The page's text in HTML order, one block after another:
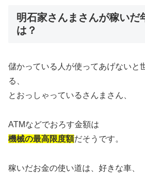
明石家さんまさんが稼いだ
は？
儲かっている人が使ってあげないと
る、
とおっしゃっているさんまさん、
ATMなどでおろす金額は
機械の最高限度額だそうです。
稼いだお金の使い道は、好きな車、